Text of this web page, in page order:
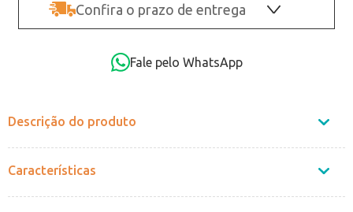
Confira o prazo de entrega
Fale pelo WhatsApp
Descrição do produto
Características